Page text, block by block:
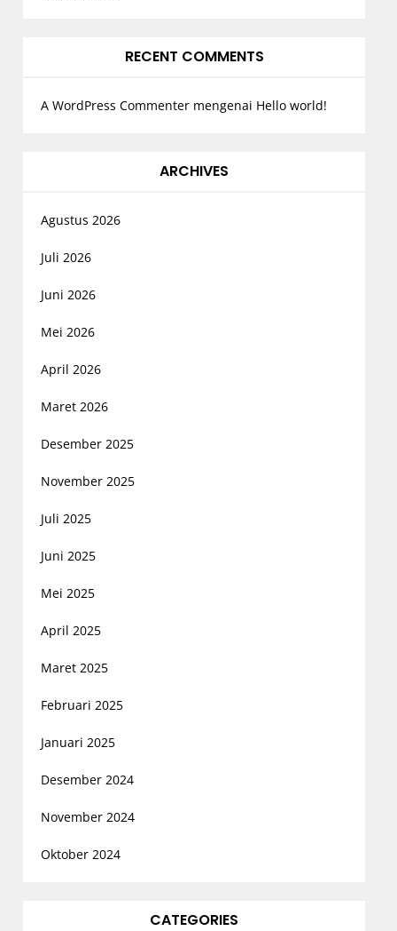
RECENT COMMENTS
A WordPress Commentermengenai Hello world!
ARCHIVES
Agustus 2026
Juli 2026
Juni 2026
Mei 2026
April 2026
Maret 2026
Desember 2025
November 2025
Juli 2025
Juni 2025
Mei 2025
April 2025
Maret 2025
Februari 2025
Januari 2025
Desember 2024
November 2024
Oktober 2024
CATEGORIES